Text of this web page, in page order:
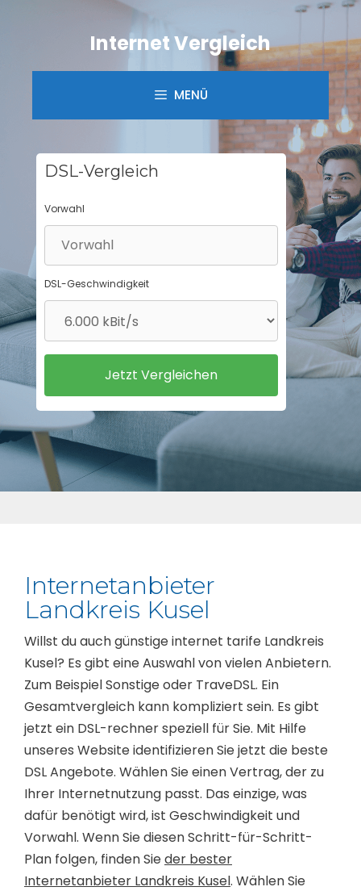
Internet Vergleich
MENÜ
DSL-Vergleich
Vorwahl
DSL-Geschwindigkeit
Internetanbieter
Landkreis Kusel
Willst du auch günstige internet tarife Landkreis
Kusel? Es gibt eine Auswahl von vielen Anbietern.
Zum Beispiel Sonstige oder TraveDSL. Ein
Gesamtvergleich kann kompliziert sein. Es gibt
jetzt ein DSL-rechner speziell für Sie. Mit Hilfe
unseres Website identifizieren Sie jetzt die beste
DSL Angebote. Wählen Sie einen Vertrag, der zu
Ihrer Internetnutzung passt. Das einzige, was
dafür benötigt wird, ist Geschwindigkeit und
Vorwahl. Wenn Sie diesen Schritt-für-Schritt-
Plan folgen, finden Sieder bester
Internetanbieter Landkreis Kusel. Wählen Sie